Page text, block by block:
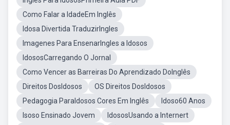
Como Falar a IdadeEm Inglês
Idosa Divertida TraduzirIngles
Imagenes Para EnsenarIngles a Idosos
IdososCarregando O Jornal
Como Vencer as Barreiras Do Aprendizado DoInglês
Direitos DosIdosos
OS Direitos DosIdosos
Pedagogia ParaIdosos Cores Em Inglês
Idoso60 Anos
Isoso Ensinado Jovem
IdososUsando a Internert